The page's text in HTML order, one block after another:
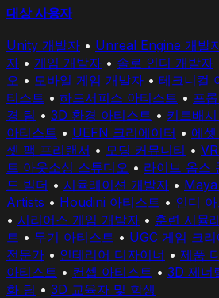
대상 사용자
Unity 개발자 • Unreal Engine 개발
자 • 게임 개발자 • 솔로 인디 개발자
오 • 모바일 게임 개발자 • 테크니컬
티스트 • 하드서피스 아티스트 • 프
경 팀 • 3D 환경 아티스트 • 키트배
아티스트 • UEFN 크리에이터 • 에
셋 팩 프리랜서 • 모딩 커뮤니티 •
트 아웃소싱 스튜디오 • 라이브 옵스
드 빌더 • 시뮬레이션 개발자 •
Artists • Houdini 아티스트 • 인디
• 시리어스 게임 개발자 • 훈련 시뮬
트 • 무기 아티스트 • UGC 게임 크리
전문가 • 인테리어 디자이너 • 제품
아티스트 • 컨셉 아티스트 • 3D 제너
화 팀 • 3D 교육자 및 학생